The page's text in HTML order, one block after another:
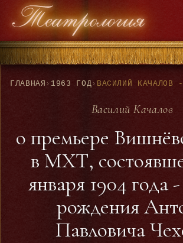
ГЛАВНАЯ › 1963 ГОД›
Василий Качалов
о премьере
в МХТ,
января 1904 года
рождения
Павловича